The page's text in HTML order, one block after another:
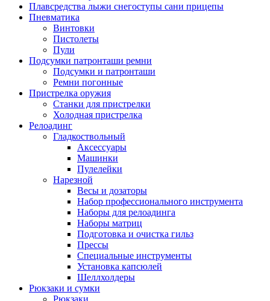
Плавсредства лыжи снегоступы сани прицепы
Пневматика
Винтовки
Пистолеты
Пули
Подсумки патронташи ремни
Подсумки и патронташи
Ремни погонные
Пристрелка оружия
Станки для пристрелки
Холодная пристрелка
Релоадинг
Гладкоствольный
Аксессуары
Машинки
Пулелейки
Нарезной
Весы и дозаторы
Набор профессионального инструмента
Наборы для релоадинга
Наборы матриц
Подготовка и очистка гильз
Прессы
Специальные инструменты
Установка капсюлей
Шеллхолдеры
Рюкзаки и сумки
Рюкзаки